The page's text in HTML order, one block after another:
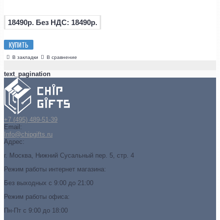
18490р. Без НДС: 18490р.
КУПИТЬ
В закладки В сравнение
text_pagination
+7 (495) 489-51-39
Email:
Info@chipgifts.ru
Адрес:
г. Москва, Нижний Сусальный пер. 5, стр. 4
Режим работы интернет магазина:
Без выходных с 9:00 до 21:00
Режим работы офиса:
Пн-Пт с 9:00 до 18:00